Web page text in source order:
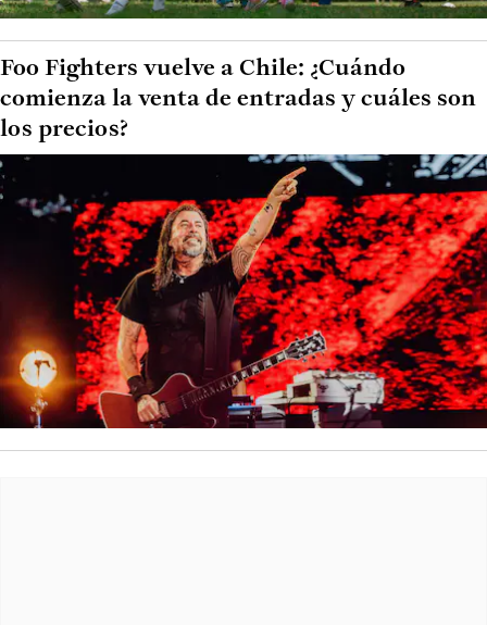
Foo Fighters vuelve a Chile: ¿Cuándo
comienza la venta de entradas y cuáles son
los precios?